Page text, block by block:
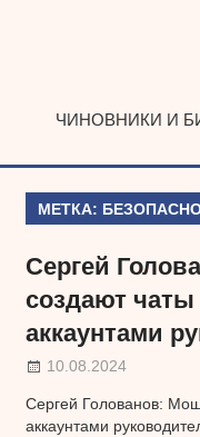
ЧИНОВНИКИ И
МЕТКА:
Сергей
создают
аккаунтами
10.08.2024
Сергей Голованов:
аккаунтами